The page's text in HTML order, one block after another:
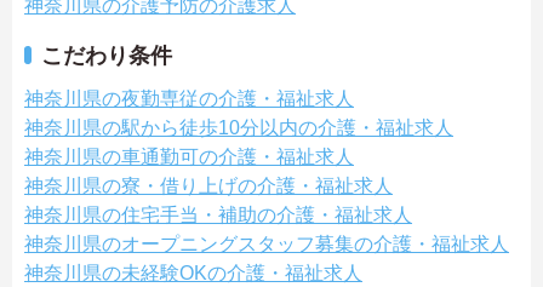
神奈川県の介護予防の介護求人
こだわり条件
神奈川県の夜勤専従の介護・福祉求人
神奈川県の駅から徒歩10分以内の介護・福祉求人
神奈川県の車通勤可の介護・福祉求人
神奈川県の寮・借り上げの介護・福祉求人
神奈川県の住宅手当・補助の介護・福祉求人
神奈川県のオープニングスタッフ募集の介護・福祉求人
神奈川県の未経験OKの介護・福祉求人